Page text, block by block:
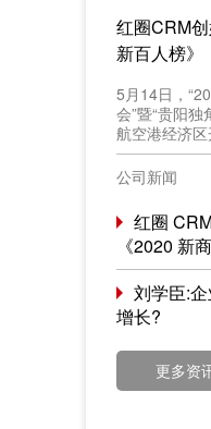
红圈CRM
新百人榜》
​5月14日，
会”暨“贵阳
航空港经济
业创新百人
&CEO 刘学
公司新闻
红圈
《2020 新
刘学臣:
增长?
更多资